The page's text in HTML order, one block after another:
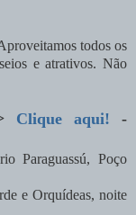
todos os
e atrativos. Não
Clique aqui! -
Paraguassú, Poço
e Orquídeas, noite